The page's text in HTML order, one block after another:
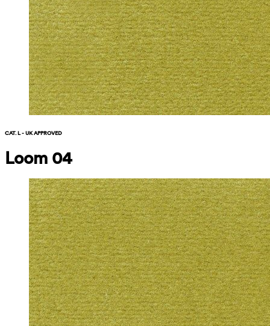
CAT. L - UK APPROVED
Loom 04